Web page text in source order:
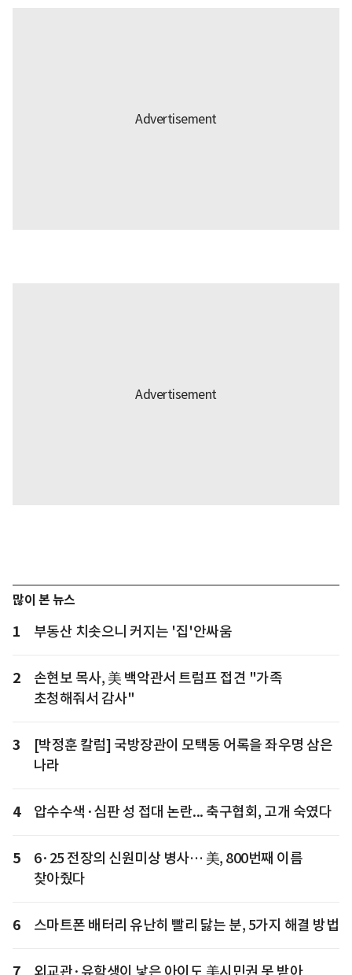
많이 본 뉴스
1 부동산 치솟으니 커지는 '집'안싸움
2
손현보 목사, 美 백악관서 트럼프 접견 "가족
초청해줘서 감사"
3
[박정훈 칼럼] 국방장관이 모택동 어록을 좌우명 삼은
나라
4 압수수색·심판 성 접대 논란... 축구협회, 고개 숙였다
5
6·25 전장의 신원미상 병사… 美, 800번째 이름
찾아줬다
6 스마트폰 배터리 유난히 빨리 닳는 분, 5가지 해결 방법
7 외교관·유학생이 낳은 아이도 美시민권 못 받아